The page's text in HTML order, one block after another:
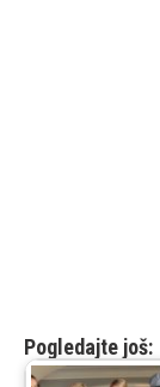
Pogledajte još: